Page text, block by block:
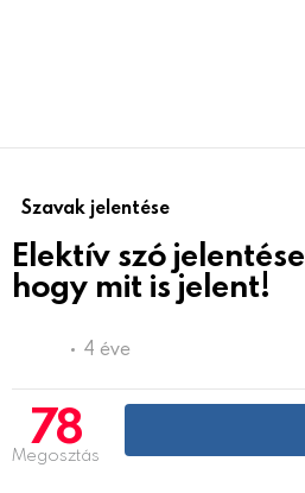
Szavak jelentése
Elektív szó
hogy mit is jelent!
4 éve
78
Megosztás